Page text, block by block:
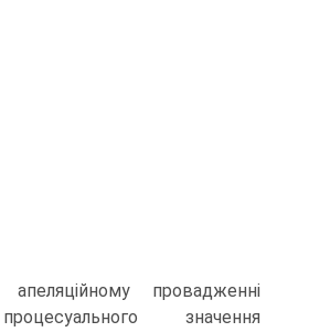
провадженні
значення